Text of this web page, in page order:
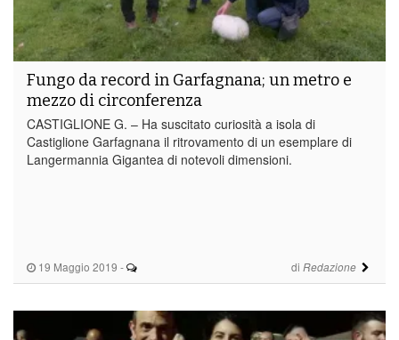
19 Maggio 2019 - di Redazione
Fungo da record in Garfagnana; un metro e
mezzo di circonferenza
CASTIGLIONE G. – Ha suscitato curiosità a isola di
Castiglione Garfagnana il ritrovamento di un esemplare di
Langermannia Gigantea di notevoli dimensioni.